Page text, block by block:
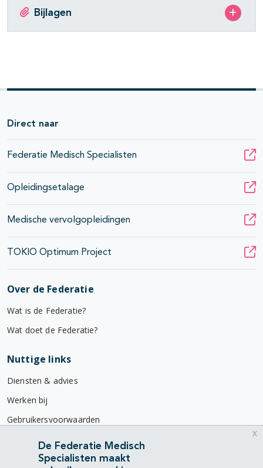
Bijlagen
Direct naar
Federatie Medisch Specialisten
Opleidingsetalage
Medische vervolgopleidingen
TOKIO Optimum Project
Over de Federatie
Wat is de Federatie?
Wat doet de Federatie?
Nuttige links
Diensten & advies
Werken bij
Gebruikersvoorwaarden
Privacyverklaring
De Federatie Medisch
Specialisten maakt
x